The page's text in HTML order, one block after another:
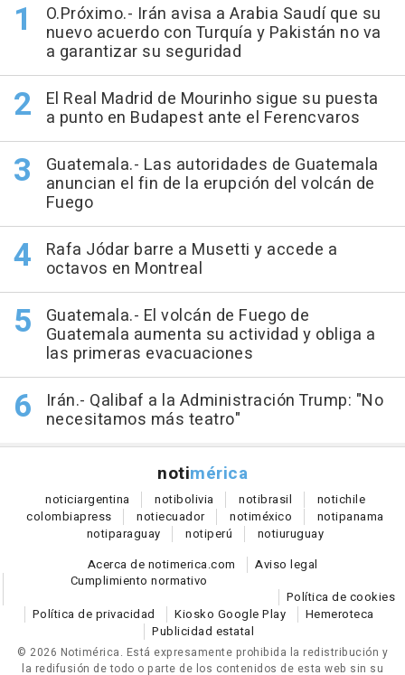
O.Próximo.- Irán avisa a Arabia Saudí que su
nuevo acuerdo con Turquía y Pakistán no va
a garantizar su seguridad
El Real Madrid de Mourinho sigue su puesta
a punto en Budapest ante el Ferencvaros
Guatemala.- Las autoridades de Guatemala
anuncian el fin de la erupción del volcán de
Fuego
Rafa Jódar barre a Musetti y accede a
octavos en Montreal
Guatemala.- El volcán de Fuego de
Guatemala aumenta su actividad y obliga a
las primeras evacuaciones
Irán.- Qalibaf a la Administración Trump: "No
necesitamos más teatro"
notimérica
noticiargentina notibolivia notibrasil notichile
colombiapress notiecuador notiméxico notipanama
notiparaguay notiperú notiuruguay
Acerca de notimerica.com
Aviso legal
Cumplimiento normativo
Política de cookies
Política de privacidad
Kiosko Google Play
Hemeroteca
Publicidad estatal
© 2026 Notimérica. Está expresamente prohibida la redistribución y
la redifusión de todo o parte de los contenidos de esta web sin su